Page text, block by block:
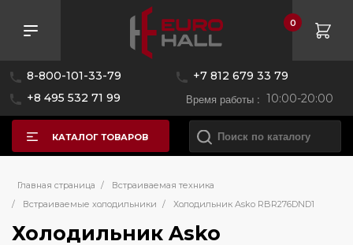
8-800-101-33-79
+7 812 679 33 79
+8 495 532 71 99
Время работы : 10:00-20:00
0
КАТАЛОГ ТОВАРОВ
Главная страница /
Встраиваемая техника
/
Встраиваемые холодильники / Холодильник Asko RBR276DND1
Холодильник Asko